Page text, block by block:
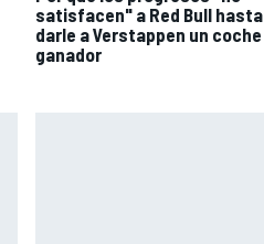
satisfacen" a Red Bull hasta
darle a Verstappen un coche
ganador